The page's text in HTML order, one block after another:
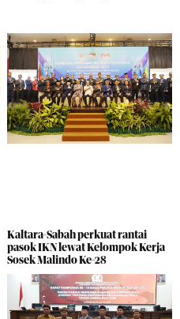
Kaltara-Sabah perkuat rantai
pasok IKN lewat Kelompok Kerja
Sosek Malindo Ke-28